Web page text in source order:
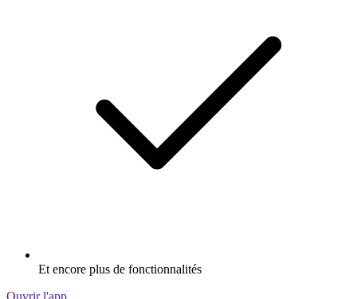
Et encore plus de fonctionnalités